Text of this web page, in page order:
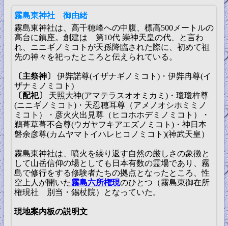
霧島東神社 御由緒
霧島東神社は、高千穂峰への中腹、標高500メートルの
高台に鎮座。創建は 第10代 崇神天皇の代、と言わ
れ、ニニギノミコトが天孫降臨された際に、初めて祖
先の神々を祀ったところと伝えられている。
〔主祭神〕
伊弉諾尊(イザナギノミコト)・伊弉冉尊(イ
ザナミノミコト)
〔配祀〕
天照大神(アマテラスオオミカミ)・瓊瓊杵尊
(ニニギノミコト)・天忍穂耳尊（アメノオシホミミノ
ミコト）・彦火火出見尊（ヒコホホデミノミコト）・
鵜葺草葺不合尊(ウガヤフキアエズノミコト)・神日本
磐余彦尊(カムヤマトイハレヒコノミコト)(神武天皇）
霧島東神社は、噴火を繰り返す自然の厳しさの象徴と
して山岳信仰の場としても日本有数の霊場であり、霧
島で修行をする修験者たちの拠点となったところ、性
空上人が開いた霧島六所権現のひとつ（霧島東御在所
権現社 別当・錫杖院）となっていた。
現地案内板の説明文